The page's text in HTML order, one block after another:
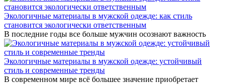
Экологичные материалы в мужской одежде: как стиль
становится экологически ответственным
В последние годы все больше мужчин осознают важность
Экологичные материалы в мужской одежде: устойчивый
стиль и современные тренды
В современном мире всё большее значение приобретает